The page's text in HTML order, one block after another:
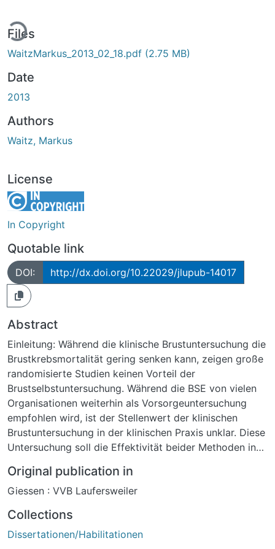
Files
WaitzMarkus_2013_02_18.pdf (2.75 MB)
Date
2013
Authors
Waitz, Markus
License
In Copyright
Quotable link
DOI: http://dx.doi.org/10.22029/jlupub-14017
Abstract
Einleitung: Während die klinische Brustuntersuchung die
Brustkrebsmortalität gering senken kann, zeigen große
randomisierte Studien keinen Vorteil der
Brustselbstuntersuchung. Während die BSE von vielen
Organisationen weiterhin als Vorsorgeuntersuchung
empfohlen wird, ist der Stellenwert der klinischen
Brustuntersuchung in der klinischen Praxis unklar. Diese
Untersuchung soll die Effektivität beider Methoden in
Methode: Im Rahmen von Workshops und
Tagungsterminen hatten Ärzte und Patientinnen die
bestehend aus 24 Silikonbrustmodellen zu überprüfen.
Die Brustmodelle unterschiedlicher Größe wurden zuvor
Original publication in
Giessen : VVB Laufersweiler
Collections
Dissertationen/Habilitationen